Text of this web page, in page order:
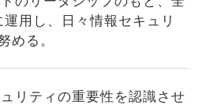
用し、日々情報セキュリ
める。
リティの重要性を認識させ